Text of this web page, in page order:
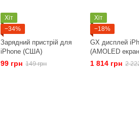
Хіт
−34%
Зарядний пристрій для
iPhone (США)
99 грн 149 грн
Хіт
−18%
GX дисплей
(AMOLED
скло)
1 814 грн 2